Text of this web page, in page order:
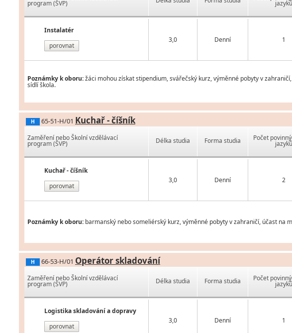
program (ŠVP)
Instalatér
porovnat
jazyků
3,0 Denní 1
Poznámky k oboru:žáci mohou získat stipendium, svářečský kurz, výměnné pobyty v
sídlí škola.
H 65-51-H/01 Kuchař - číšník
Zaměření nebo Školní vzdělávací
program (ŠVP)
Kuchař - číšník
porovnat
Délka studia Forma studia Počet
jazyků
3,0 Denní 2
Poznámky k oboru: barmanský nebo someliérský kurz, výměnné pobyty v zahraničí, účast
H 66-53-H/01 Operátor skladování
Zaměření nebo Školní vzdělávací
program (ŠVP)
Logistika skladování a dopravy
porovnat
Délka studia Forma studia Počet
jazyků
3,0 Denní 1